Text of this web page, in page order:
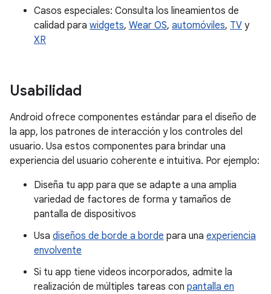
Casos especiales: Consulta los lineamientos de
calidad para widgets, Wear OS, automóviles, TV y
XR
Usabilidad
Android ofrece componentes estándar para el diseño de
la app, los patrones de interacción y los controles del
usuario. Usa estos componentes para brindar una
experiencia del usuario coherente e intuitiva. Por ejemplo:
Diseña tu app para que se adapte a una amplia
variedad de factores de forma y tamaños de
pantalla de dispositivos
Usa diseños de borde a borde para una experiencia
envolvente
Si tu app tiene videos incorporados, admite la
realización de múltiples tareas con pantalla en